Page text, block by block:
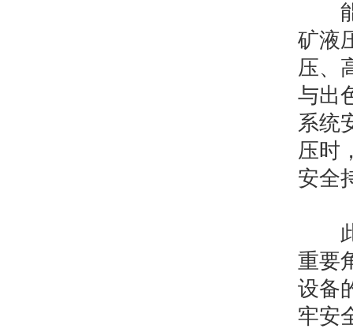
能
矿液
压、
与出
系统
压时
安全
此
重要
设备
牢安